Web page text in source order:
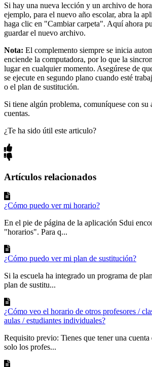
Si hay una nueva lección y un archivo de
ejemplo, para el nuevo año escolar, abra la
haga clic en "Cambiar carpeta". Aquí ahora
guardar el nuevo archivo.
Nota: El complemento siempre se inicia
enciende la computadora, por lo que la
lugar en cualquier momento. Asegúrese de
se ejecute en segundo plano cuando esté
o el plan de sustitución.
Si tiene algún problema, comuníquese con su
cuentas.
¿Te ha sido útil este articulo?
Artículos relacionados
¿Cómo puedo ver mi horario?
En el pie de página de la aplicación Sdui
"horarios". Para q...
¿Cómo puedo ver mi plan de sustitución?
Si la escuela ha integrado un programa de
plan de sustitu...
¿Cómo veo el horario de otros profesores /
aulas / estudiantes individuales?
Requisito previo: Tienes que tener una cuenta
solo los profes...